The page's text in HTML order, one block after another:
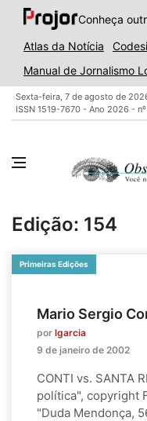
Conheça
Atlas da Notícia
Manual de Jornalismo
Sexta-feira, 7 de agosto de
ISSN 1519-7670 - Ano 2026 -
Edição: 154
Primeiras Edições
Mario Sergio
por lgarcia
9 de janeiro de 2002
CONTI vs. SANTA
política", copyright
"Duda Mendonça,